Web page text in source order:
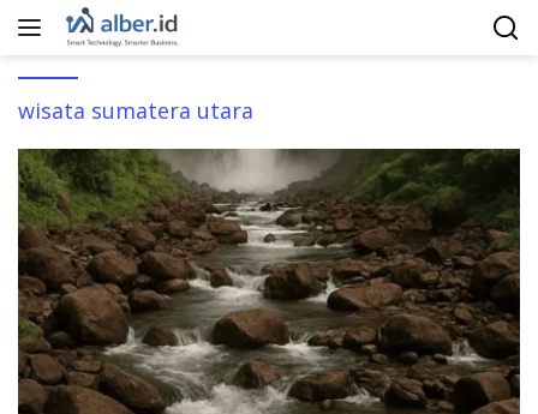
Langsung
wisata sumatera utara